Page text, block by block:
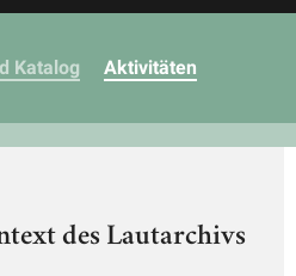
Katalog
Aktivitäten
des Lautarchivs